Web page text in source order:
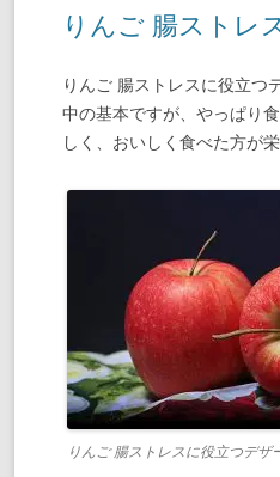
りんご 腸ストレ
りんご 腸ストレスに役立つ
中の基本ですが、やっぱり
しく、おいしく食べた方が
りんご 腸ストレスに役立つデザ